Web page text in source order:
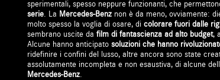
sperimentali, spesso neppure funzionanti, che
serie. La Mercedes-Benz non è da meno, ovviamente:
molto spesso la voglia di osare, dicolorare fuori dalle
sembrano uscite dafilm di fantascienza ad alto budget,
Alcune hanno anticipatosoluzioni che hanno
ridefinire i confini del lusso, altre ancora sono state
assolutamente incompleta e non esaustiva, di alcune
Mercedes-Benz.